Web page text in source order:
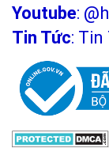
Youtube:
Tin Tức: Tin